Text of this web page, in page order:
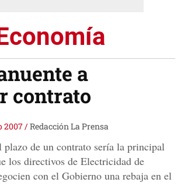
a
contrato
2007/Redacción La Prensa
de un contrato sería la principal
los directivos de Electricidad de
con el Gobierno una rebaja en el